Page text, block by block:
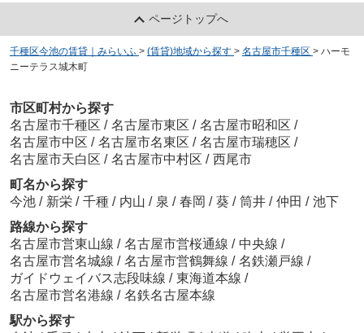
ページトップへ
千種区今池の賃貸｜みらいふ > (賃貸)地域から探す > 名古屋市千種区 > ハーモ
ニーテラス城木町
市区町村から探す
名古屋市千種区 / 名古屋市東区 / 名古屋市昭和区 /
名古屋市中区 / 名古屋市名東区 / 名古屋市瑞穂区 /
名古屋市天白区 / 名古屋市中村区 / 西尾市
町名から探す
今池 / 新栄 / 千種 / 内山 / 泉 / 春岡 / 葵 / 筒井 / 仲田 / 池下
路線から探す
名古屋市営東山線 / 名古屋市営桜通線 / 中央線 /
名古屋市営名城線 / 名古屋市営鶴舞線 / 名鉄瀬戸線 /
ガイドウェイバス志段味線 / 東海道本線 /
名古屋市営名港線 / 名鉄名古屋本線
駅から探す